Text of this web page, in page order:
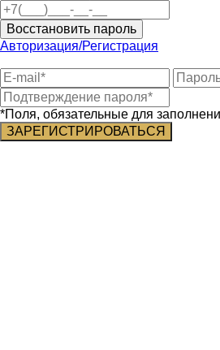
Восстановить пароль
Авторизация/Регистрация
*Поля, обязательные для